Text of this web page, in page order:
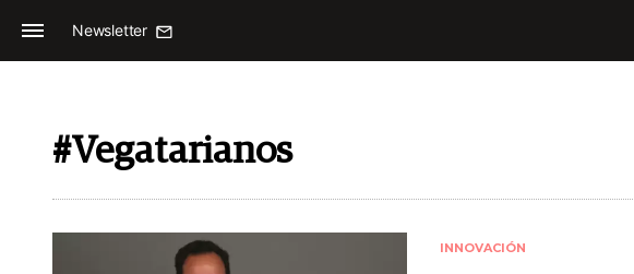
Newsletter
#Vegatarianos
INNOVACIÓN